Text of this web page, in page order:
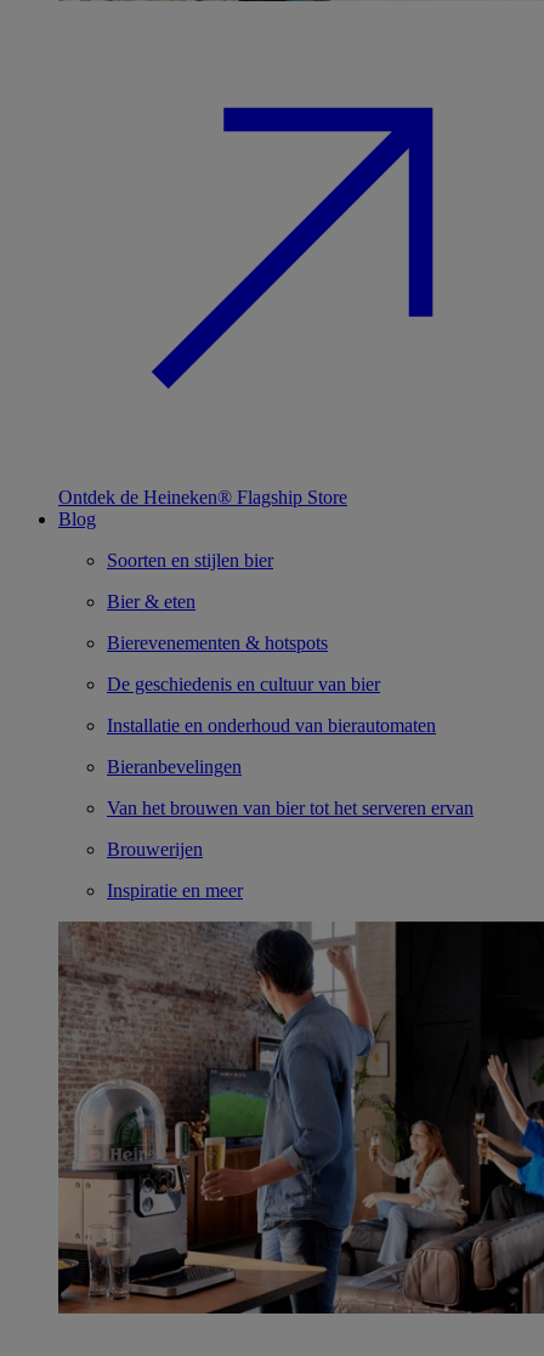
Ontdek de Heineken® Flagship Store
Blog
Soorten en stijlen bier
Bier & eten
Bierevenementen & hotspots
De geschiedenis en cultuur van bier
Installatie en onderhoud van bierautomaten
Bieranbevelingen
Van het brouwen van bier tot het serveren ervan
Brouwerijen
Inspiratie en meer